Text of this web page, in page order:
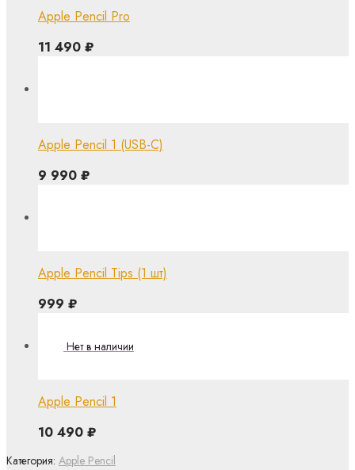
Категория: Apple Pencil
Apple Pencil Pro
11 490 ₽
Apple Pencil 1 (USB-C)
9 990 ₽
Apple Pencil Tips (1 шт)
999 ₽
Apple Pencil 1
10 490 ₽